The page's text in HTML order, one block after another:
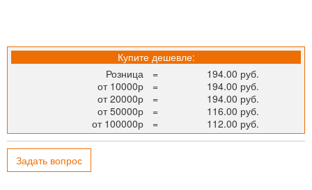
Купите дешевле:
Розница
=
194.00 руб.
от 10000р
=
194.00 руб.
от 20000р
=
194.00 руб.
от 50000р
=
116.00 руб.
от 100000р
= 112.00 руб.
Задать вопрос